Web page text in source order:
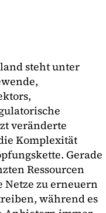
steht unter
veränderte
Komplexität
Gerade
Ressourcen
zu erneuern
während es